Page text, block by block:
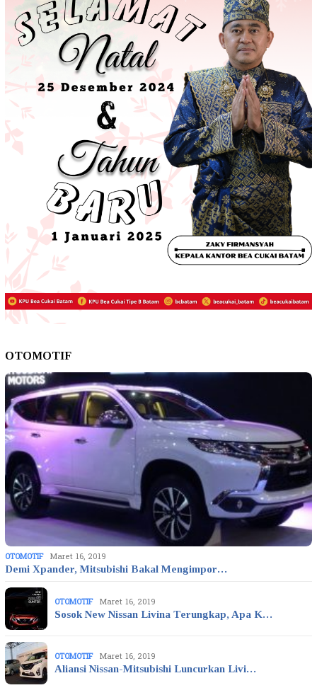
OTOMOTIF
OTOMOTIF Maret 16, 2019
Demi Xpander, Mitsubishi Bakal Mengimpor…
OTOMOTIF Maret 16, 2019
Sosok New Nissan Livina Terungkap, Apa K…
OTOMOTIF Maret 16, 2019
Aliansi Nissan-Mitsubishi Luncurkan Livi…